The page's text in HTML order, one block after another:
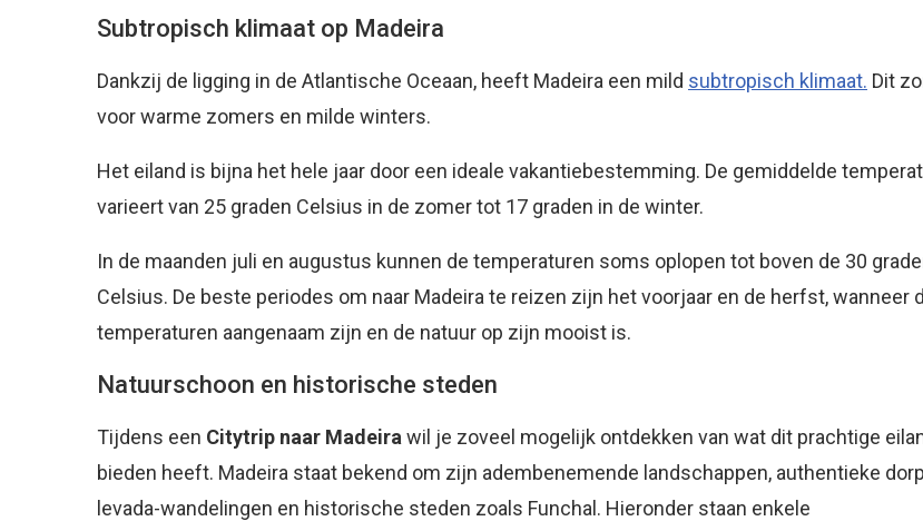
Subtropisch klimaat op Madeira
Dankzij de ligging in de Atlantische Oceaan, heeft Madeira een mild subtropisch klimaat. Dit
voor warme zomers en milde winters.
Het eiland is bijna het hele jaar door een ideale vakantiebestemming. De gemiddelde
varieert van 25 graden Celsius in de zomer tot 17 graden in de winter.
In de maanden juli en augustus kunnen de temperaturen soms oplopen tot boven de 30
Celsius. De beste periodes om naar Madeira te reizen zijn het voorjaar en de herfst, wanneer
temperaturen aangenaam zijn en de natuur op zijn mooist is.
Natuurschoon en historische steden
Tijdens een Citytrip naar Madeira wil je zoveel mogelijk ontdekken van wat dit prachtige
bieden heeft. Madeira staat bekend om zijn adembenemende landschappen, authentieke
levada-wandelingen en historische steden zoals Funchal. Hieronder staan enkele